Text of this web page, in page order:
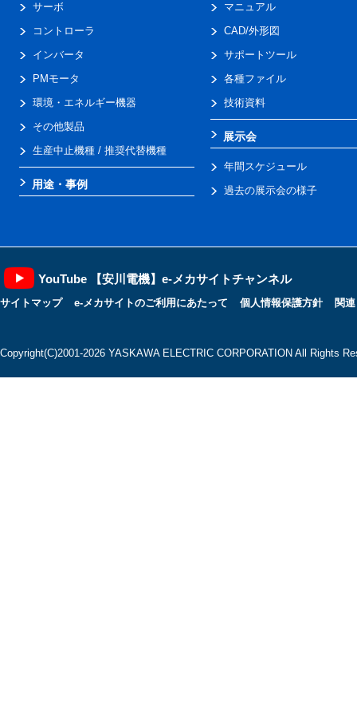
サーボ
コントローラ
インバータ
PMモータ
環境・エネルギー機器
その他製品
生産中止機種 / 推奨代替機種
用途・事例
マニュアル
CAD/外形図
サポートツール
各種ファイル
技術資料
展示会
年間スケジュール
過去の展示会の様子
YouTube 【安川電機】e-メカサイトチャンネル
サイトマップ e-メカサイトのご利用にあたって 個人情報保護方針 関
Copyright(C)2001‐2026 YASKAWA ELECTRIC CORPORATION All Rights